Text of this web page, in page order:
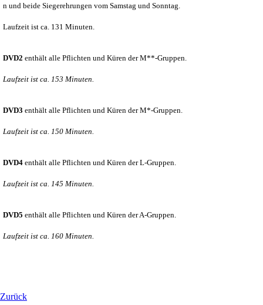
n und beide Siegerehrungen vom Samstag und Sonntag.
Laufzeit ist ca. 131 Minuten.
DVD2 enthält alle Pflichten und Küren der M**-Gruppen.
Laufzeit ist ca. 153 Minuten.
DVD3 enthält alle Pflichten und Küren der M*-Gruppen.
Laufzeit ist ca. 150 Minuten.
DVD4 enthält alle Pflichten und Küren der L-Gruppen.
Laufzeit ist ca. 145 Minuten.
DVD5 enthält alle Pflichten und Küren der A-Gruppen.
Laufzeit ist ca. 160 Minuten.
Zurück